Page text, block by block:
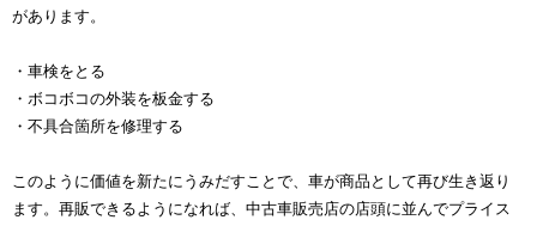
があります。
・車検をとる
・ボコボコの外装を板金する
・不具合箇所を修理する
このように価値を新たにうみだすことで、車が商品として再び生き返り
ます。再販できるようになれば、中古車販売店の店頭に並んでプライス